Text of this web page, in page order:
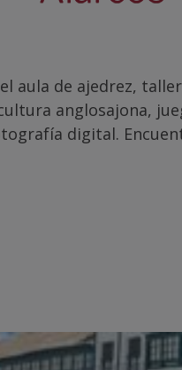
aula de ajedrez,
anglosajona,
digital.